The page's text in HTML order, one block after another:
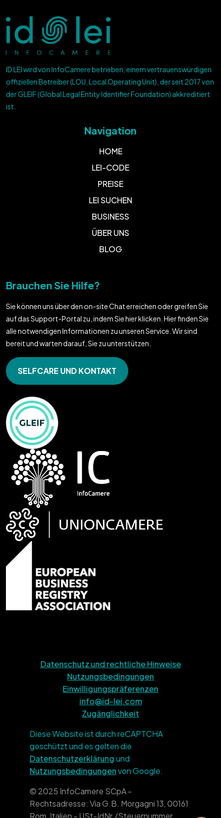
ID LEI wird von InfoCamere betrieben, einem vertrauenswürdigen
offiziellen Betreiber (LOU, Local Operating Unit), der seit 2017 von
der GLEIF (Global Legal Entity Identifier Foundation) akkreditiert
ist.
Navigation
HOME
LEI-CODE
PREISE
LEI SUCHEN
BUSINESS
ÜBER UNS
BLOG
Brauchen Sie Hilfe?
Sie können uns über den on-site Chat erreichen oder greifen Sie
auf das Support-Portal zu, indem Sie hier klicken. Hier finden Sie
alle notwendigen Informationen zu unseren Service. Wir sind
bereit und warten darauf, Sie zu unterstützen.
SELFCARE UND KONTAKT
Datenschutz und rechtliche Hinweise
Nutzungsbedingungen
Einwilligungspräferenzen
info@id-lei.com
Zugänglichkeit
Diese Website ist durch reCAPTCHA
geschützt und es gelten die
Datenschutzerklärungund
Nutzungsbedingungenvon Google.
© 2025 InfoCamere SCpA -
Rechtsadresse: Via G.B. Morgagni 13, 00161
Rom, Italien - USt-IdNr./Steuernummer